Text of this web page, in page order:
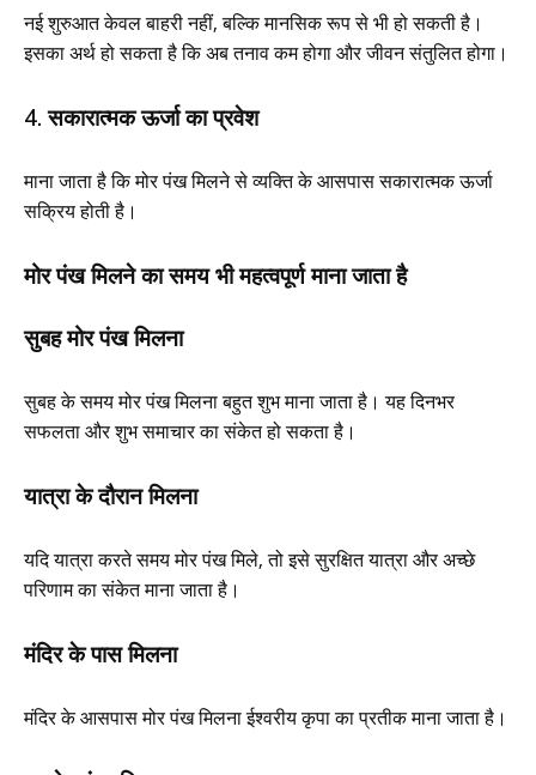
नई शुरुआत केवल बाहरी नहीं, बल्कि मानसिक रूप से भी हो सकती है।
इसका अर्थ हो सकता है कि अब तनाव कम होगा और जीवन संतुलित होगा।
4. सकारात्मक ऊर्जा का प्रवेश
माना जाता है कि मोर पंख मिलने से व्यक्ति के आसपास सकारात्मक ऊर्जा
सक्रिय होती है।
मोर पंख मिलने का समय भी महत्वपूर्ण माना जाता है
सुबह मोर पंख मिलना
सुबह के समय मोर पंख मिलना बहुत शुभ माना जाता है। यह दिनभर
सफलता और शुभ समाचार का संकेत हो सकता है।
यात्रा के दौरान मिलना
यदि यात्रा करते समय मोर पंख मिले, तो इसे सुरक्षित यात्रा और अच्छे
परिणाम का संकेत माना जाता है।
मंदिर के पास मिलना
मंदिर के आसपास मोर पंख मिलना ईश्वरीय कृपा का प्रतीक माना जाता है।